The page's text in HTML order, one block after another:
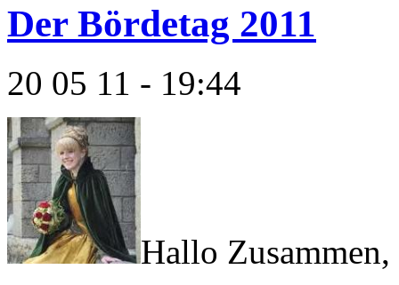
Der Bördetag 2011
20 05 11 - 19:44
Hallo Zusammen,